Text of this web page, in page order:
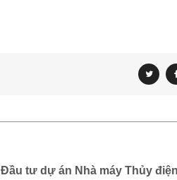
Đầu tư dự án Nhà máy Thủy